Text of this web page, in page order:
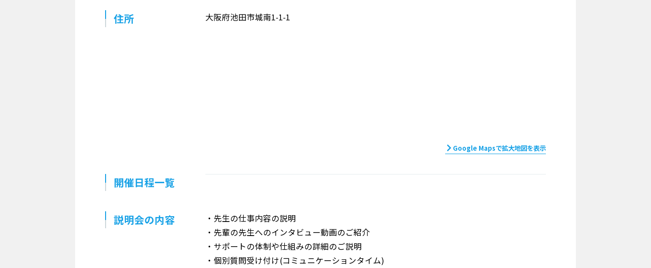
住所 大阪府池田市城南1-1-1
Google Mapsで拡大地図を表示
開催日程一覧
説明会の内容
・先生の仕事内容の説明
・先輩の先生へのインタビュー動画のご紹介
・サポートの体制や仕組みの詳細のご説明
・個別質問受け付け(コミュニケーションタイム)